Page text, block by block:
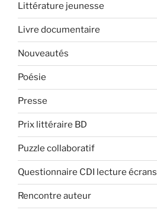
Littérature jeunesse
Livre documentaire
Nouveautés
Poésie
Presse
Prix littéraire BD
Puzzle collaboratif
Questionnaire CDI lecture écrans
Rencontre auteur